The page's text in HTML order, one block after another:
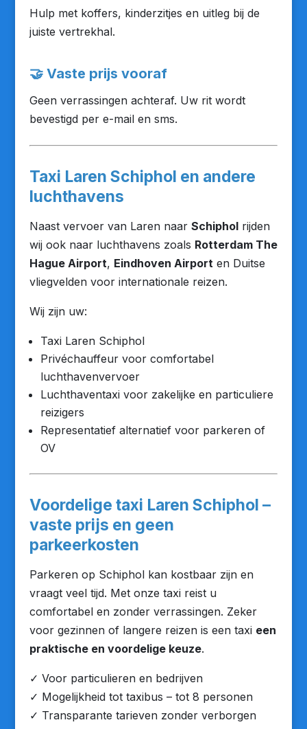
Hulp met koffers, kinderzitjes en uitleg bij de
juiste vertrekhal.
🤝 Vaste prijs vooraf
Geen verrassingen achteraf. Uw rit wordt
bevestigd per e-mail en sms.
Taxi Laren Schiphol en andere
luchthavens
Naast vervoer van Laren naar Schipholrijden
wij ook naar luchthavens zoals Rotterdam The
Hague Airport, Eindhoven Airporten Duitse
vliegvelden voor internationale reizen.
Wij zijn uw:
Taxi Laren Schiphol
Privéchauffeur voor comfortabel
luchthavenvervoer
Luchthaventaxi voor zakelijke en particuliere
reizigers
Representatief alternatief voor parkeren of
OV
Voordelige taxi Laren Schiphol –
vaste prijs en geen
parkeerkosten
Parkeren op Schiphol kan kostbaar zijn en
vraagt veel tijd. Met onze taxi reist u
comfortabel en zonder verrassingen. Zeker
voor gezinnen of langere reizen is een taxi een
praktische en voordelige keuze.
✓ Voor particulieren en bedrijven
✓ Mogelijkheid tot taxibus – tot 8 personen
✓ Transparante tarieven zonder verborgen